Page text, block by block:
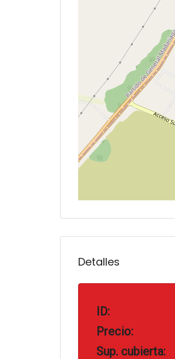
Detalles
ID:
Precio:
Sup. cubierta: